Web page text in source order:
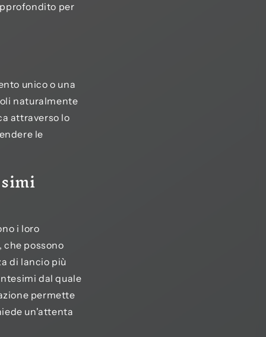
per
unico o una
naturalmente
attraverso lo
le
i loro
possono
di lancio più
dal quale
permette
un'attenta